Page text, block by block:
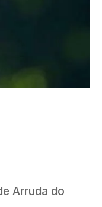
Arruda do